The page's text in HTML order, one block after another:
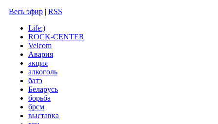
Весь эфир | RSS
Life:)
ROCK-CENTER
Velcom
Авария
акция
алкоголь
батэ
Беларусь
борьба
брсм
выставка